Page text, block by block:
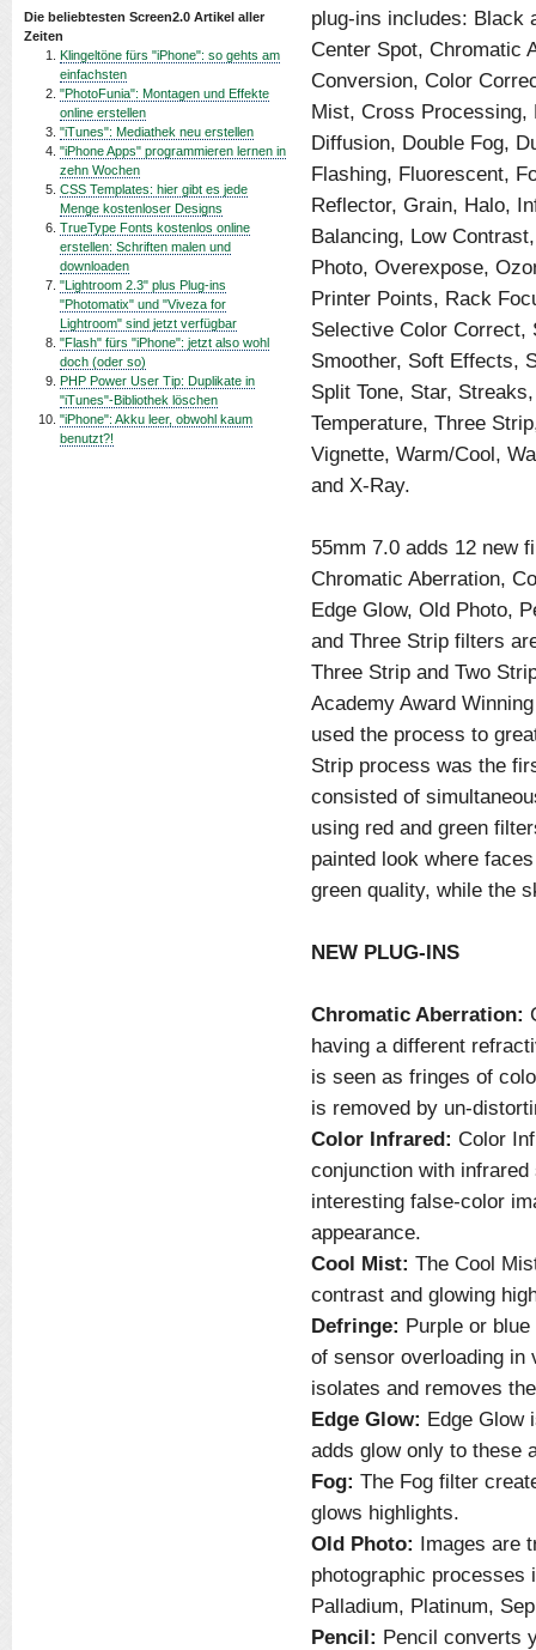
Die beliebtesten Screen2.0 Artikel aller
Zeiten
Klingeltöne fürs "iPhone": so gehts am
einfachsten
"PhotoFunia": Montagen und Effekte
online erstellen
"iTunes": Mediathek neu erstellen
"iPhone Apps" programmieren lernen in
zehn Wochen
CSS Templates: hier gibt es jede
Menge kostenloser Designs
TrueType Fonts kostenlos online
erstellen: Schriften malen und
downloaden
"Lightroom 2.3" plus Plug-ins
"Photomatix" und "Viveza for
Lightroom" sind jetzt verfügbar
"Flash" fürs "iPhone": jetzt also wohl
doch (oder so)
PHP Power User Tip: Duplikate in
"iTunes"-Bibliothek löschen
"iPhone": Akku leer, obwohl kaum
benutzt?!
plug-ins includes: Black
Center Spot, Chromatic
Conversion, Color
Mist, Cross Processing,
Diffusion, Double Fog,
Flashing, Fluorescent,
Reflector, Grain, Halo,
Balancing, Low
Photo, Overexpose,
Printer Points, Rack
Selective Color Correct,
Smoother, Soft Effects,
Split Tone, Star,
Temperature, Three
Vignette, Warm/Cool,
and X-Ray.
55mm 7.0 adds 12 new
Chromatic Aberration,
Edge Glow, Old Photo,
and Three Strip filters
Three Strip and Two
Academy Award
used the process to
Strip process was the
consisted of
using red and green
painted look where
green quality, while the
NEW PLUG-INS
Chromatic Aberration:
having a different
is seen as fringes of
is removed by un-
Color Infrared: Color
conjunction with
interesting false-color
appearance.
Cool Mist: The Cool
contrast and glowing
Defringe: Purple or
of sensor overloading in
isolates and removes
Edge Glow: Edge Glow
adds glow only to these
Fog: The Fog filter
glows highlights.
Old Photo: Images are
photographic processes
Palladium, Platinum,
Pencil: Pencil converts